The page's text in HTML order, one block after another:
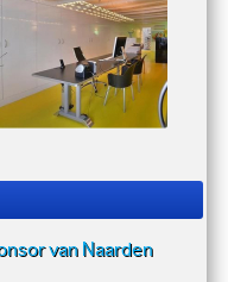
van Naarden